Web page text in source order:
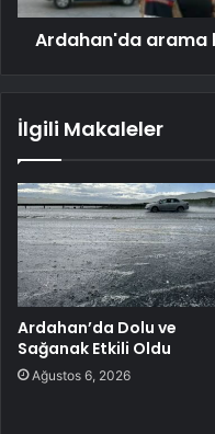
Ardahan'da arama
İlgili Makaleler
Ardahan’da Dolu ve
Sağanak Etkili Oldu
Ağustos 6, 2026